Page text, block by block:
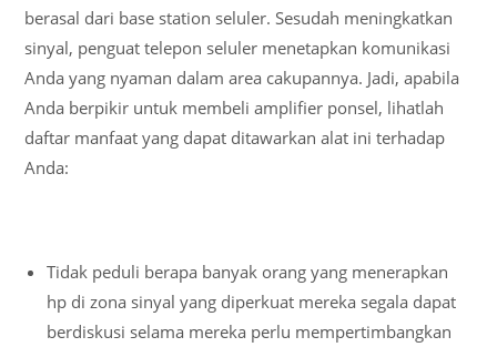
berasal dari base station seluler. Sesudah meningkatkan
sinyal, penguat telepon seluler menetapkan komunikasi
Anda yang nyaman dalam area cakupannya. Jadi, apabila
Anda berpikir untuk membeli amplifier ponsel, lihatlah
daftar manfaat yang dapat ditawarkan alat ini terhadap
Anda:
Tidak peduli berapa banyak orang yang menerapkan
hp di zona sinyal yang diperkuat mereka segala dapat
berdiskusi selama mereka perlu mempertimbangkan